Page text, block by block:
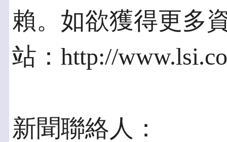
賴。如欲獲得更多
站：http://
新聞聯絡人：